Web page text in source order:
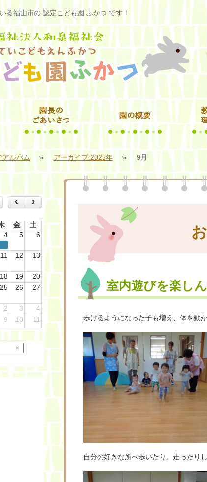
る福山市の 認定こども園 ふかつ です！
アルバム » アーカイブ:2025年 » 9月
金
土
4 5 6
11 12 13
18 19
20
25 26 27
2 3
4
9 10 11
×
室内遊びを楽し
歩けるようになった子も増え、体を動
自分の好きな所へ歩いたり、走ったり